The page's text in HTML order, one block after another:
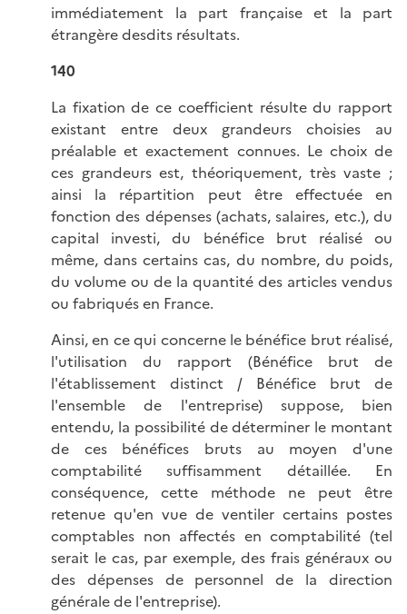
immédiatement la part française et la part
étrangère desdits résultats.
140
La fixation de ce coefficient résulte du rapport
existant entre deux grandeurs choisies au
préalable et exactement connues. Le choix de
ces grandeurs est, théoriquement, très vaste ;
ainsi la répartition peut être effectuée en
fonction des dépenses (achats, salaires, etc.), du
capital investi, du bénéfice brut réalisé ou
même, dans certains cas, du nombre, du poids,
du volume ou de la quantité des articles vendus
ou fabriqués en France.
Ainsi, en ce qui concerne le bénéfice brut réalisé,
l'utilisation du rapport (Bénéfice brut de
l'établissement distinct / Bénéfice brut de
l'ensemble de l'entreprise) suppose, bien
entendu, la possibilité de déterminer le montant
de ces bénéfices bruts au moyen d'une
comptabilité suffisamment détaillée. En
conséquence, cette méthode ne peut être
retenue qu'en vue de ventiler certains postes
comptables non affectés en comptabilité (tel
serait le cas, par exemple, des frais généraux ou
des dépenses de personnel de la direction
générale de l'entreprise).